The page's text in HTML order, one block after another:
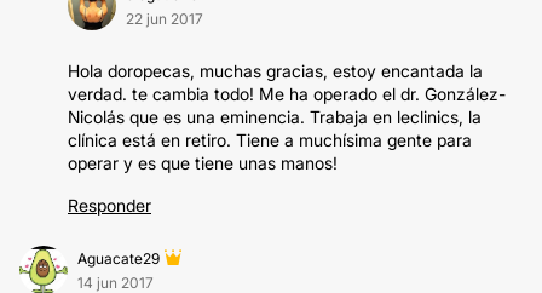
22 jun 2017
Hola doropecas, muchas gracias, estoy encantada la
verdad. te cambia todo! Me ha operado el dr. González-
Nicolás que es una eminencia. Trabaja en leclinics, la
clínica está en retiro. Tiene a muchísima gente para
operar y es que tiene unas manos!
Responder
Aguacate29
14 jun 2017